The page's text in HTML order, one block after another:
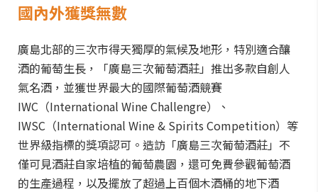
國內外獲獎無數
廣島北部的三次市得天獨厚的氣候及地形，特別適合釀
酒的葡萄生長，「廣島三次葡萄酒莊」推出多款自創人
氣名酒，並獲世界最大的國際葡萄酒競賽
IWC（International Wine Challengre）、
IWSC（International Wine & Spirits Competition）等
世界級指標的獎項認可。造訪「廣島三次葡萄酒莊」不
僅可見酒莊自家培植的葡萄農園，還可免費參觀葡萄酒
的生產過程，以及擺放了超過上百個木酒桶的地下酒